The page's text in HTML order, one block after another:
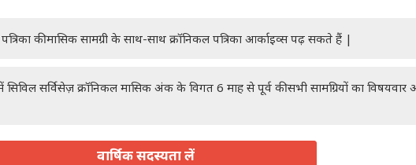
की मासिक सामग्री के साथ-साथ क्रॉनिकल पत्रिका आर्काइव्स पढ़ सकते हैं |
सर्विसेज़ क्रॉनिकल मासिक अंक के विगत 6 माह से पूर्व की सभी सामग्रियों का
वार्षिक सदस्यता लें